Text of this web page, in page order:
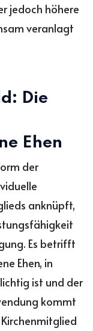
jedoch höhere
veranlagt
Die
Ehen
der
anknüpft,
Es betrifft
Ehen, in
ist und der
kommt